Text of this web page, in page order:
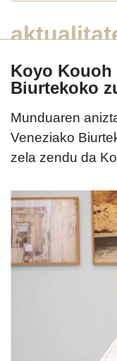
Koyo Kouoh
Biurtekoko
Munduaren
Veneziako
zela zendu da